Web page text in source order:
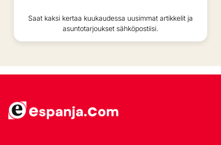
Saat kaksi kertaa kuukaudessa uusimmat artikkelit ja
asuntotarjoukset sähköpostiisi.